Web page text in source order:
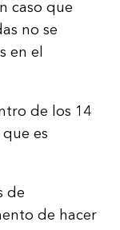
caso que
no se
en el
de los 14
es
de
de hacer